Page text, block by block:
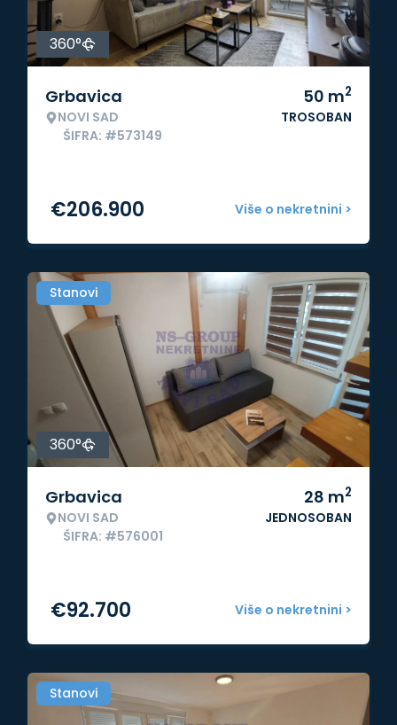
360°
Grbavica
NOVI SAD
ŠIFRA: #573149
50 m2
TROSOBAN
Više o nekretnini >
€206.900
Stanovi
360°
Grbavica
NOVI SAD
ŠIFRA: #576001
28 m2
JEDNOSOBAN
Više o nekretnini >
€92.700
Stanovi